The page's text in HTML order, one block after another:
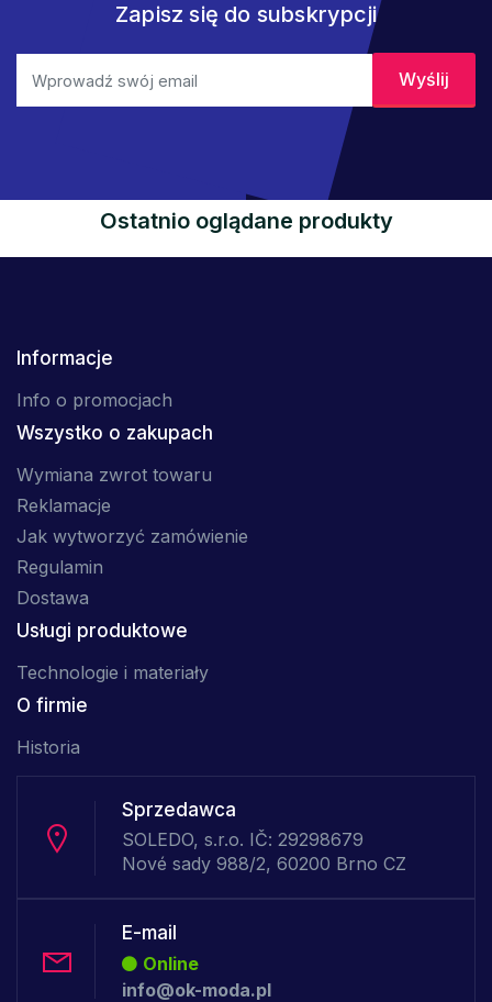
Zapisz się do subskrypcji
Ostatnio oglądane produkty
Informacje
Info o promocjach
Wszystko o zakupach
Wymiana zwrot towaru
Reklamacje
Jak wytworzyć zamówienie
Regulamin
Dostawa
Usługi produktowe
Technologie i materiały
O firmie
Historia
Sprzedawca
SOLEDO, s.r.o. IČ: 29298679
Nové sady 988/2, 60200 Brno CZ
E-mail
Online
info@ok-moda.pl